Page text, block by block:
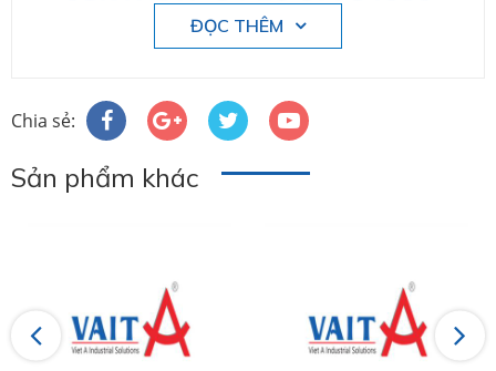
CÔNG TY TNHH THƯƠNG MẠI - KỸ THUẬT
CÔNG NGHIỆP VIỆT Áchuyên cung cấp đầu bấm
DN50, DN25
- Liên hệ Việt Á để được hỗ trợ tư vấn
84 Trần Trọng Cung, Phường Tân Thuận
Đông, Quận 7, TP. Hồ Chí Minh
Hotline:028.3773.4666
ĐỌC THÊM
Chia sẻ:
Sản phẩm khác
Previous Next